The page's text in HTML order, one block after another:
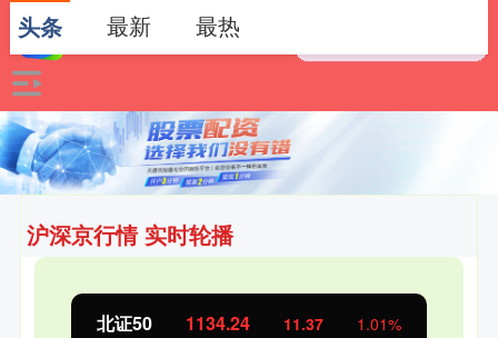
沪深京行情 实时轮播
北证50 1134.24 11.37 1.01%
头条 最新 最热